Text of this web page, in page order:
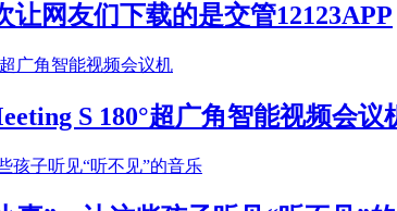
网友们下载的是交管12123APP
S 180°超广角智能视频会议